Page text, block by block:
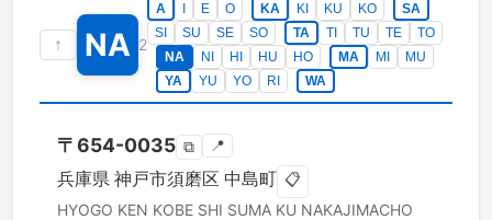
↑ NA 2
A E O KA KI KU KO
SA
SI
SU SE SO TA TI TU TE
TO
NA
NI HI HU HO MA MI
MU
YA
YU YO RI WA
〒654-0035 ⧉ 📍
兵庫県 神戸市須磨区 中島町 📋
HYOGO KEN KOBE SHI SUMA KU NAKAJIMACHO